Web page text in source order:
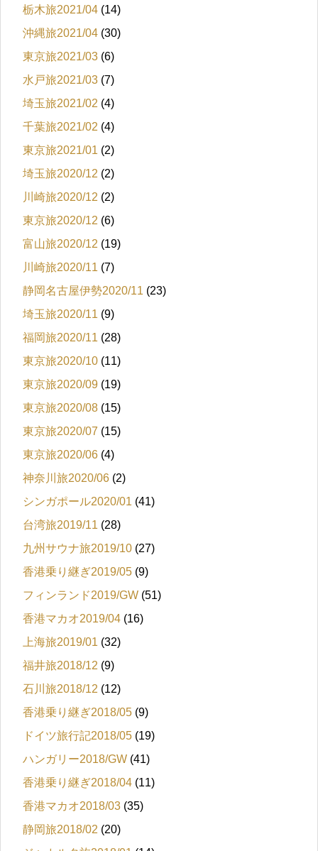
栃木旅2021/04 (14)
沖縄旅2021/04 (30)
東京旅2021/03 (6)
水戸旅2021/03 (7)
埼玉旅2021/02 (4)
千葉旅2021/02 (4)
東京旅2021/01 (2)
埼玉旅2020/12 (2)
川崎旅2020/12 (2)
東京旅2020/12 (6)
富山旅2020/12 (19)
川崎旅2020/11 (7)
静岡名古屋伊勢2020/11 (23)
埼玉旅2020/11 (9)
福岡旅2020/11 (28)
東京旅2020/10 (11)
東京旅2020/09 (19)
東京旅2020/08 (15)
東京旅2020/07 (15)
東京旅2020/06 (4)
神奈川旅2020/06 (2)
シンガポール2020/01 (41)
台湾旅2019/11 (28)
九州サウナ旅2019/10 (27)
香港乗り継ぎ2019/05 (9)
フィンランド2019/GW (51)
香港マカオ2019/04 (16)
上海旅2019/01 (32)
福井旅2018/12 (9)
石川旅2018/12 (12)
香港乗り継ぎ2018/05 (9)
ドイツ旅行記2018/05 (19)
ハンガリー2018/GW (41)
香港乗り継ぎ2018/04 (11)
香港マカオ2018/03 (35)
静岡旅2018/02 (20)